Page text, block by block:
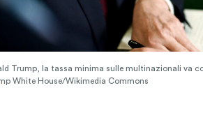
Trump, la tassa minima sulle multinazionali va
White House/Wikimedia Commons